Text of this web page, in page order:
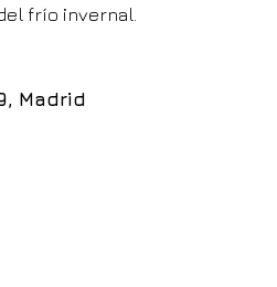
frío invernal.
Madrid